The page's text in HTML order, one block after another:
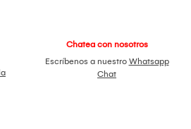
Chatea con nosotros
Escríbenos a nuestro Whatsapp
Chat